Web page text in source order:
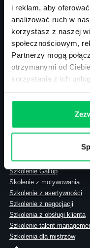
i reklam, aby
analizować ruch w
korzystasz z naszej
społecznościowym,
Partnerzy mogą
otrzymanymi od
korzystania z ich usług.
Szkolenia zamknięte
Szkolenia menedżerskie
Szkolenia sprzedażowe
Szkolenia – efektywność
Szkolenia – zarządzanie
Szkolenia HR
Terminarz szkoleń miękkich
Szkolenie z zarządzania
Akademia menadżera
Szkolenie Gallup
Skolenie z motywowania
Szkolenie z asertywności
Szkolenie z negocjacji
Szkolenia z obsługi klienta
Szkolenie talent
Szkolenia dla mistrzów